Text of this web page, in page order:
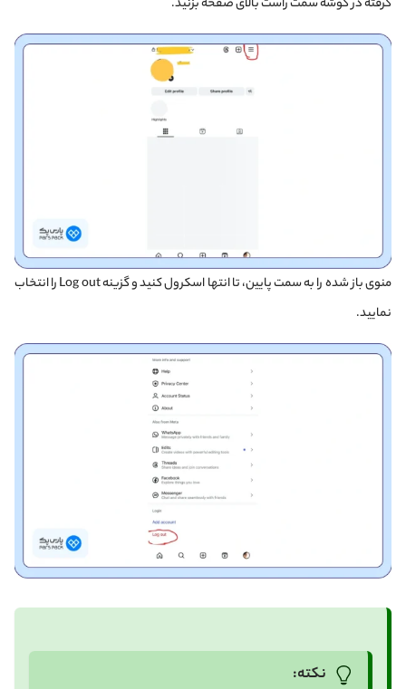
منوی باز شده را به سمت پایین، تا انتها اسکرول کنید و گزینه Log out را انتخاب
نمایید.
نکته: